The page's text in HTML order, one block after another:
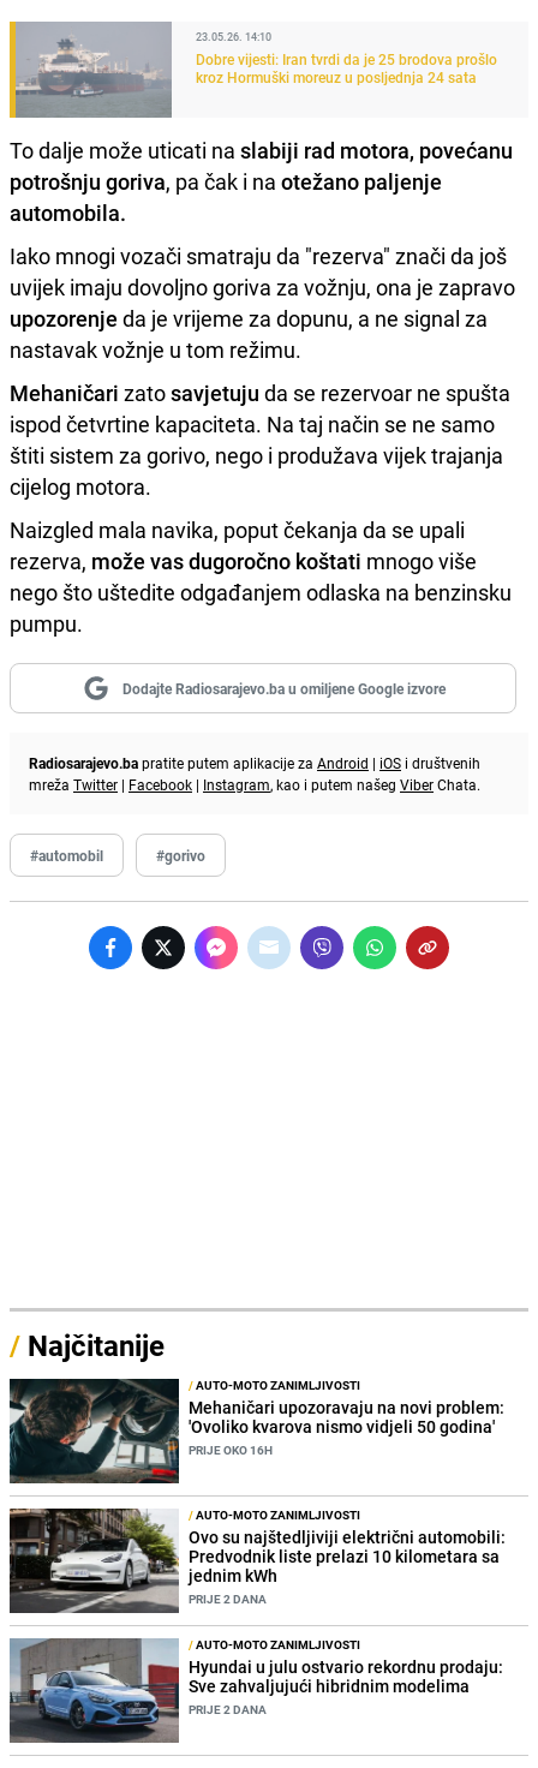
23.05.26. 14:10
Dobre vijesti: Iran tvrdi da je 25 brodova prošlo
kroz Hormuški moreuz u posljednja 24 sata
To dalje može uticati na slabiji rad motora, povećanu
potrošnju goriva, pa čak i na otežano paljenje
automobila.
Iako mnogi vozači smatraju da "rezerva" znači da još
uvijek imaju dovoljno goriva za vožnju, ona je zapravo
upozorenje da je vrijeme za dopunu, a ne signal za
nastavak vožnje u tom režimu.
Mehaničari zatosavjetuju da se rezervoar ne spušta
ispod četvrtine kapaciteta. Na taj način se ne samo
štiti sistem za gorivo, nego i produžava vijek trajanja
cijelog motora.
Naizgled mala navika, poput čekanja da se upali
rezerva, može vas dugoročno koštati mnogo više
nego što uštedite odgađanjem odlaska na benzinsku
pumpu.
Dodajte Radiosarajevo.ba u omiljene Google izvore
Radiosarajevo.bapratite putem aplikacije za Android | iOS i društvenih
mreža Twitter | Facebook | Instagram, kao i putem našeg ViberChata.
#automobil #gorivo
/ Najčitanije
/AUTO-MOTO ZANIMLJIVOSTI
Mehaničari upozoravaju na novi problem:
'Ovoliko kvarova nismo vidjeli 50 godina'
PRIJE OKO 16H
/AUTO-MOTO ZANIMLJIVOSTI
Ovo su najštedljiviji električni automobili:
Predvodnik liste prelazi 10 kilometara sa
jednim kWh
PRIJE 2 DANA
/AUTO-MOTO ZANIMLJIVOSTI
Hyundai u julu ostvario rekordnu prodaju:
Sve zahvaljujući hibridnim modelima
PRIJE 2 DANA